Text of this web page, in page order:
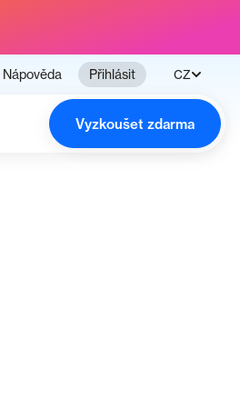
Nápověda Přihlásit CZ
Vyzkoušet zdarma